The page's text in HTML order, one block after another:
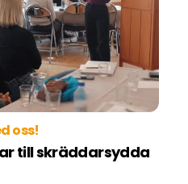
oss!
till skräddarsydda